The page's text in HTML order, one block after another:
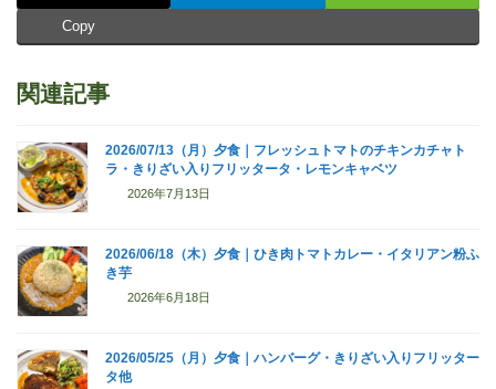
Copy
関連記事
2026/07/13（月）夕食｜フレッシュトマトのチキンカチャト
ラ・きりざい入りフリッタータ・レモンキャベツ
2026年7月13日
2026/06/18（木）夕食｜ひき肉トマトカレー・イタリアン粉ふ
き芋
2026年6月18日
2026/05/25（月）夕食｜ハンバーグ・きりざい入りフリッター
タ他